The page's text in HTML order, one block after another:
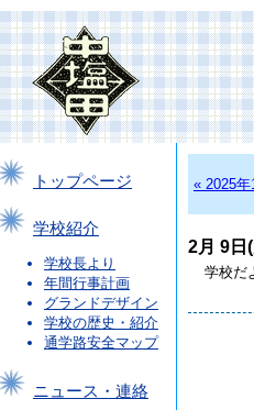
トップページ
学校紹介
学校長より
年間行事計画
グランドデザイン
学校の歴史・紹介
通学路安全マップ
ニュース・連絡
« 2025年
2月 9日
学校だ